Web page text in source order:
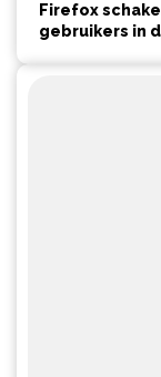
Firefox
gebruikers in